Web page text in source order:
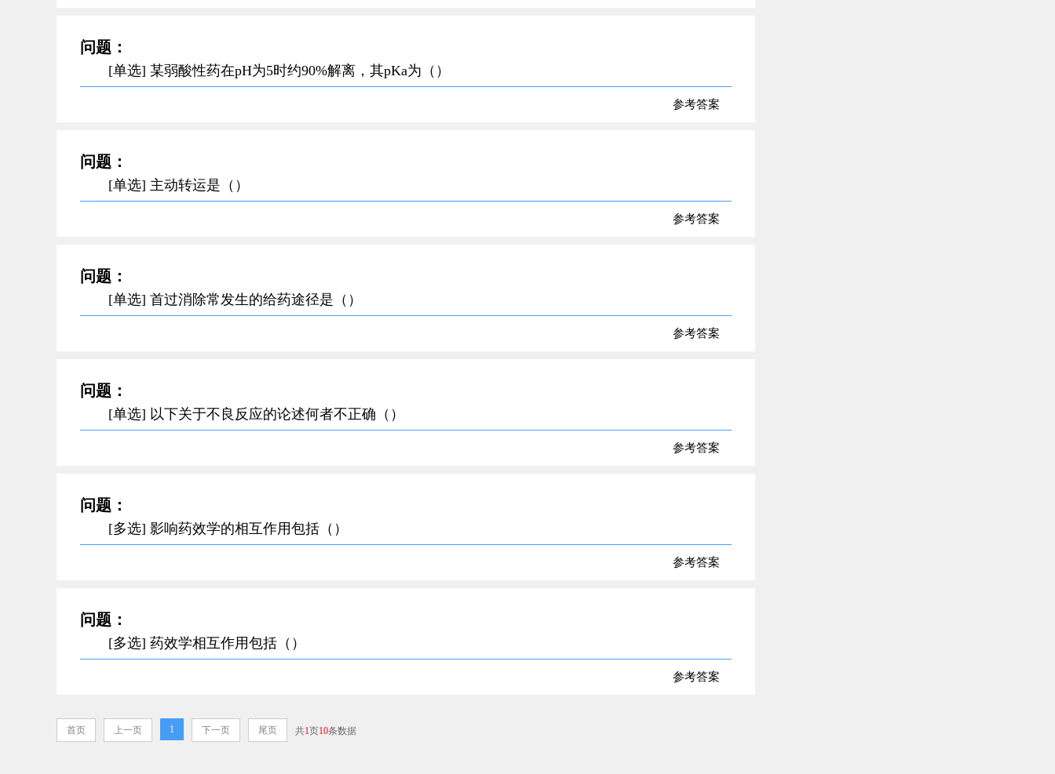
问题：
[单选] 某弱酸性药在pH为5时约90%解离，其pKa为（）
参考答案
问题：
[单选] 主动转运是（）
参考答案
问题：
[单选] 首过消除常发生的给药途径是（）
参考答案
问题：
[单选] 以下关于不良反应的论述何者不正确（）
参考答案
问题：
[多选] 影响药效学的相互作用包括（）
参考答案
问题：
[多选] 药效学相互作用包括（）
参考答案
首页 上一页 1 下一页 尾页 共1页10条数据